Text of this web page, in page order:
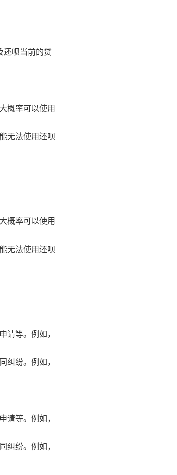
还呗当前的贷
概率可以使用
无法使用还呗
概率可以使用
无法使用还呗
请等。例如，
纠纷。例如，
请等。例如，
纠纷。例如，